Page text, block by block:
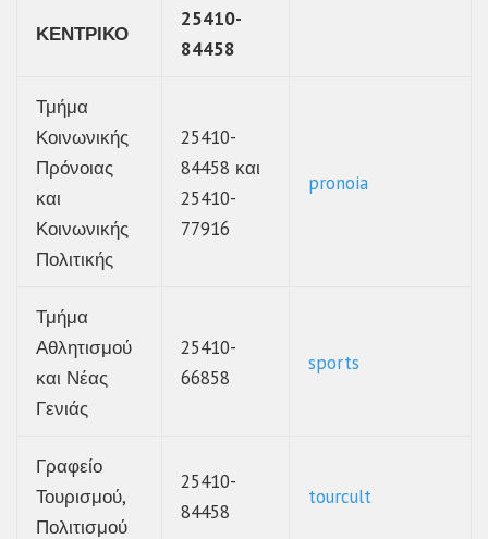
ΚΕΝΤΡΙΚΟ
25410-
84458
Τμήμα
Κοινωνικής
Πρόνοιας
και
Κοινωνικής
Πολιτικής
25410-
84458 και
25410-
77916
pronoia
Τμήμα
Αθλητισμού
και Νέας
Γενιάς
25410-
66858
sports
Γραφείο
Τουρισμού,
Πολιτισμού
25410-
84458
tourcult